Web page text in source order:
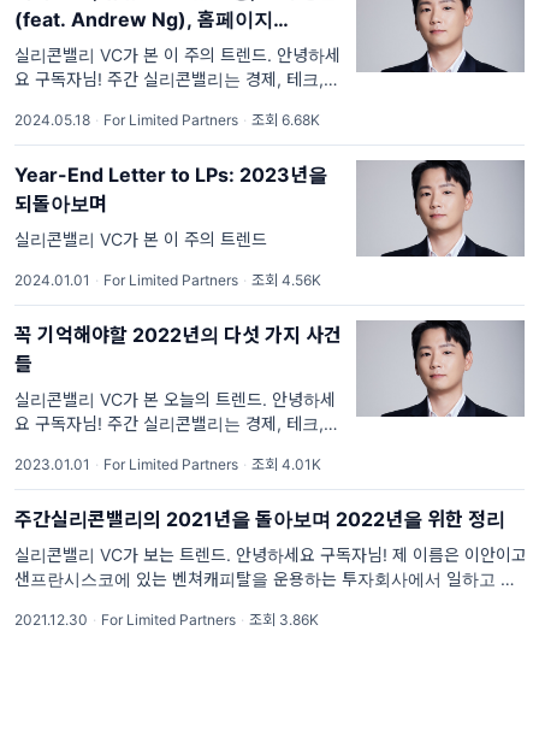
(feat. Andrew Ng), 홈페이지
(Slashpage), 영문 블로그
실리콘밸리 VC가 본 이 주의 트렌드. 안녕하세
요 구독자님! 주간 실리콘밸리는 경제, 테크, 스
정보들을 함께 토론하면서 제가 배워가는 목적
으로 평생 무료로 운영되고
2024.05.18 · For Limited Partners · 조회 6.68K
Year-End Letter to LPs: 2023년을
되돌아보며
실리콘밸리 VC가 본 이 주의 트렌드
2024.01.01 · For Limited Partners · 조회 4.56K
꼭 기억해야할 2022년의 다섯 가지 사건
들
실리콘밸리 VC가 본 오늘의 트렌드. 안녕하세
요 구독자님! 주간 실리콘밸리는 경제, 테크, 스
정보들을 함께 토론하면서 제가 배워가는 목적
으로 운영되고 있습니다. 그
2023.01.01 · For Limited Partners · 조회 4.01K
주간실리콘밸리의 2021년을 돌아보며 2022년을 위한 정리
실리콘밸리 VC가 보는 트렌드. 안녕하세요 구독자님! 제 이름은 이안이고
샌프란시스코에 있는 벤쳐캐피탈을 운용하는 투자회사에서 일하고 있습
2021.12.30 · For Limited Partners · 조회 3.86K